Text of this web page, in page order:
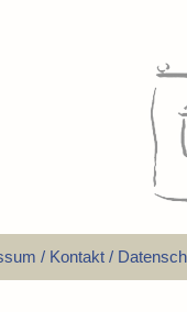
/ Kontakt /